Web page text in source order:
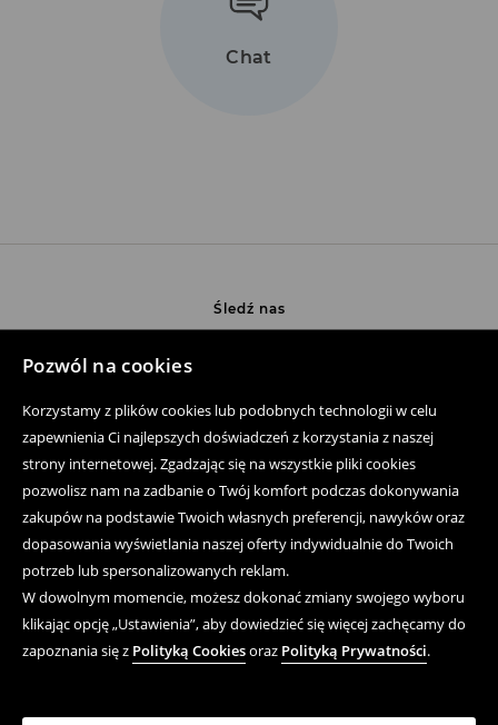
Pozwól na cookies
Korzystamy z plików cookies lub podobnych technologii w celu
zapewnienia Ci najlepszych doświadczeń z korzystania z naszej
strony internetowej. Zgadzając się na wszystkie pliki cookies
pozwolisz nam na zadbanie o Twój komfort podczas dokonywania
zakupów na podstawie Twoich własnych preferencji, nawyków oraz
dopasowania wyświetlania naszej oferty indywidualnie do Twoich
potrzeb lub spersonalizowanych reklam.
W dowolnym momencie, możesz dokonać zmiany swojego wyboru
klikając opcję „Ustawienia”, aby dowiedzieć się więcej zachęcamy do
zapoznania się z Polityką Cookiesoraz Polityką Prywatności.
Chat
Śledź nas
Zakup produktów on-line
Aplikacja mobilna
Regulaminy
Polityka prywatności
Kwestie Prawne